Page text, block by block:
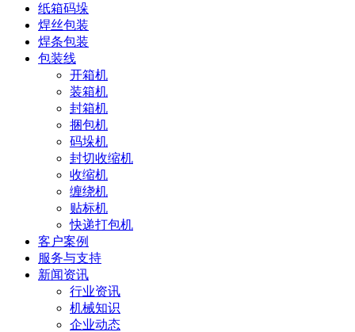
纸箱码垛
焊丝包装
焊条包装
包装线
开箱机
装箱机
封箱机
捆包机
码垛机
封切收缩机
收缩机
缠绕机
贴标机
快递打包机
客户案例
服务与支持
新闻资讯
行业资讯
机械知识
企业动态